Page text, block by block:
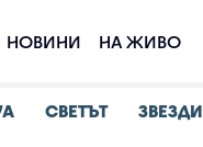
НОВИНИ НА ЖИВО
СВЕТЪТ ЗВЕЗДИ